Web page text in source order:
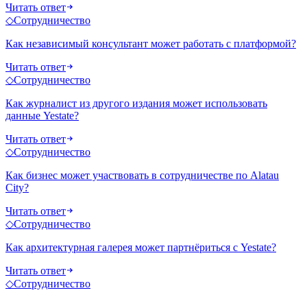
Читать ответ
◇Сотрудничество
Как независимый консультант может работать с платформой?
Читать ответ
◇Сотрудничество
Как журналист из другого издания может использовать
данные Yestate?
Читать ответ
◇Сотрудничество
Как бизнес может участвовать в сотрудничестве по Alatau
City?
Читать ответ
◇Сотрудничество
Как архитектурная галерея может партнёриться с Yestate?
Читать ответ
◇Сотрудничество